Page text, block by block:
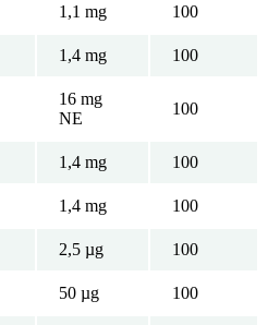
1,1 mg 100
1,4 mg 100
16 mg
NE
100
1,4 mg 100
1,4 mg 100
2,5 µg 100
50 µg 100